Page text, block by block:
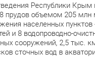
Республики
объемом 205 млн
населенных пунктов
и 8 водопроводно-
сооружений, 2,5 тыс.
сточных вод в